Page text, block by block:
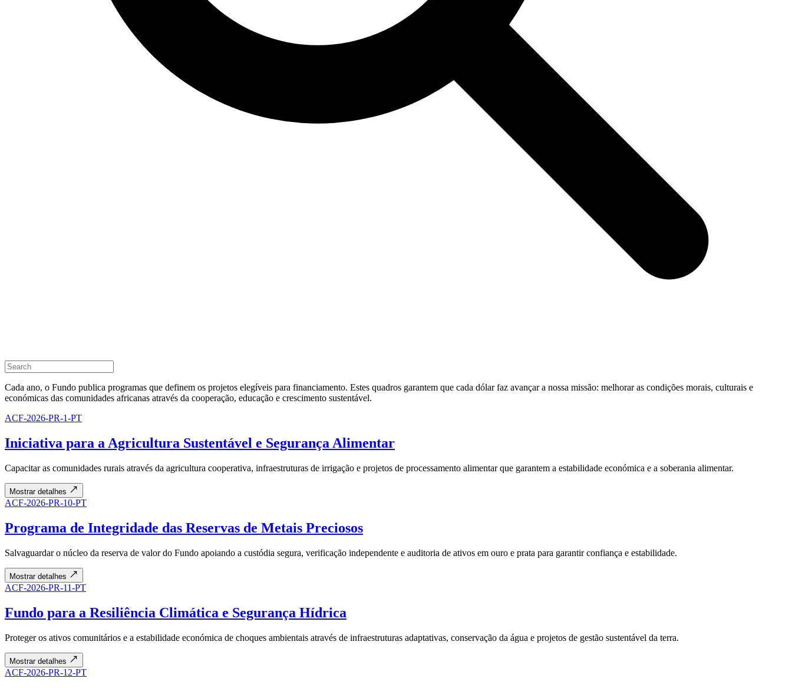
Cada ano, o Fundo publica programas que definem os projetos elegíveis para financiamento. Estes quadros garantem que cada dólar faz avançar a nossa missão: melhorar as condições morais, culturais e
económicas das comunidades africanas através da cooperação, educação e crescimento sustentável.
ACF-2026-PR-1-PT
Iniciativa para a Agricultura Sustentável e Segurança Alimentar
Capacitar as comunidades rurais através da agricultura cooperativa, infraestruturas de irrigação e projetos de processamento alimentar que garantem a estabilidade económica e a soberania alimentar.
Mostrar detalhes
ACF-2026-PR-10-PT
Programa de Integridade das Reservas de Metais Preciosos
Salvaguardar o núcleo da reserva de valor do Fundo apoiando a custódia segura, verificação independente e auditoria de ativos em ouro e prata para garantir confiança e estabilidade.
Mostrar detalhes
ACF-2026-PR-11-PT
Fundo para a Resiliência Climática e Segurança Hídrica
Proteger os ativos comunitários e a estabilidade económica de choques ambientais através de infraestruturas adaptativas, conservação da água e projetos de gestão sustentável da terra.
Mostrar detalhes
ACF-2026-PR-12-PT